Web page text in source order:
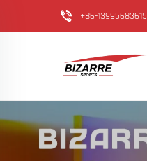
+86-13995683615